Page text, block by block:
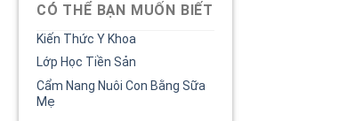
CÓ THỂ BẠN MUỐN BIẾT
Kiến Thức Y Khoa
Lớp Học Tiền Sản
Cẩm Nang Nuôi Con Bằng Sữa
Mẹ